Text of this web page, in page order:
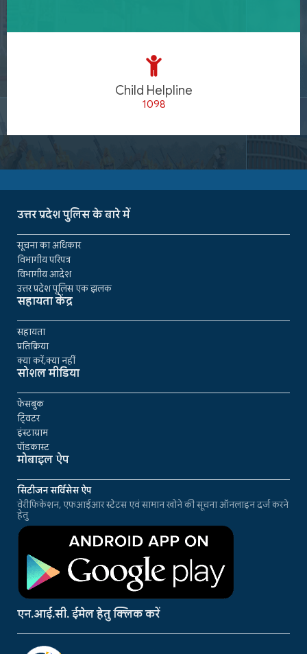
Child Helpline
1098
उत्तर प्रदेश पुलिस के बारे में
सूचना का अधिकार
विभागीय परिपत्र
विभागीय आदेश
उत्तर प्रदेश पुलिस एक झलक
सहायता केंद्र
सहायता
प्रतिक्रिया
क्या करें,क्या नहीं
सोशल मीडिया
फेसबुक
ट्विटर
इंस्टाग्राम
पॉडकास्ट
मोबाइल ऐप
सिटीजन सर्विसेस ऐप
वेरीफिकेशन, एफआईआर स्टेटस एवं सामान खोने की सूचना ऑनलाइन दर्ज करने
हेतु
एन.आई.सी. ईमेल हेतु क्लिक करें